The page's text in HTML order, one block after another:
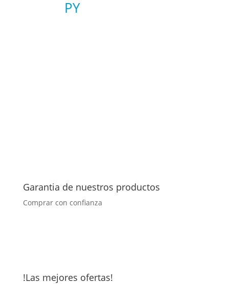
PY
Garantia de nuestros productos
Comprar con confianza
!Las mejores ofertas!